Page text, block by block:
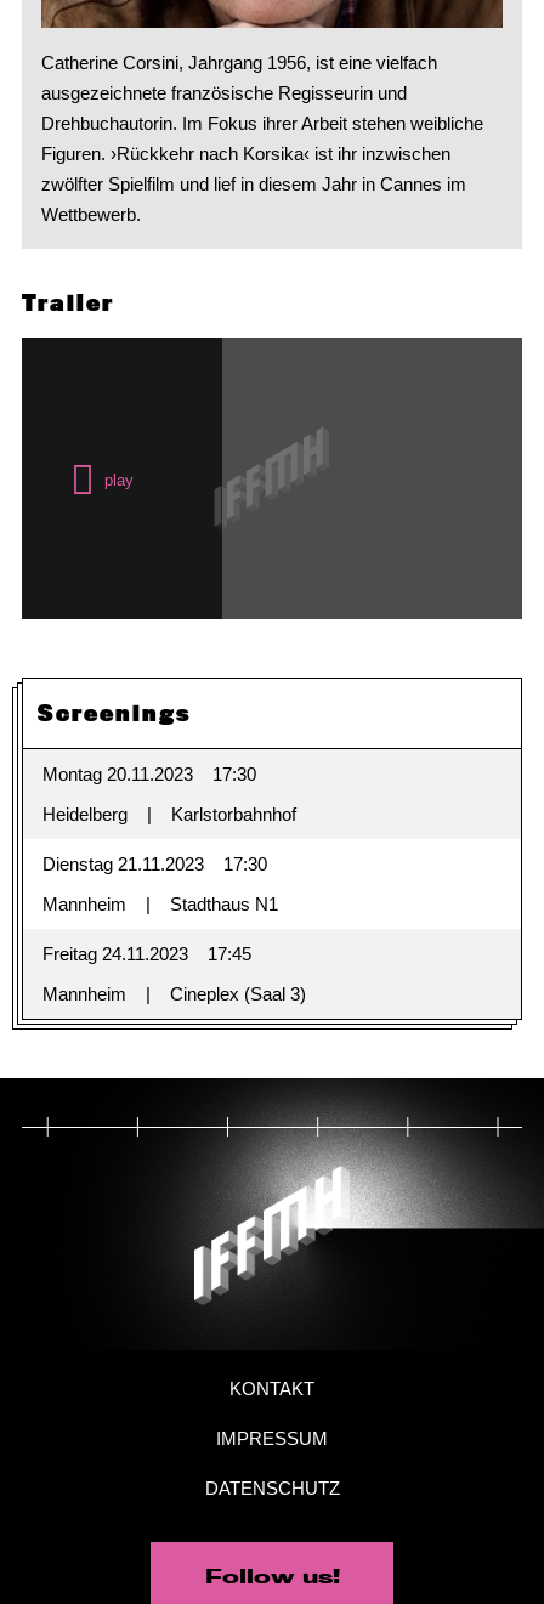
Catherine Corsini, Jahrgang 1956, ist eine vielfach
ausgezeichnete französische Regisseurin und
Drehbuchautorin. Im Fokus ihrer Arbeit stehen weibliche
Figuren. ›Rückkehr nach Korsika‹ ist ihr inzwischen
zwölfter Spielfilm und lief in diesem Jahr in Cannes im
Wettbewerb.
Trailer
Screenings
Montag 20.11.2023
17:30
Heidelberg
Karlstorbahnhof
Dienstag 21.11.2023
17:30
Mannheim
Stadthaus N1
Freitag 24.11.2023
17:45
Mannheim
Cineplex (Saal 3)
KONTAKT
IMPRESSUM
DATENSCHUTZ
Follow us!